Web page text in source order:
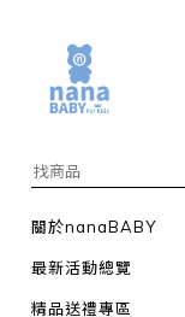
關於nanaBABY
最新活動總覽
精品送禮專區